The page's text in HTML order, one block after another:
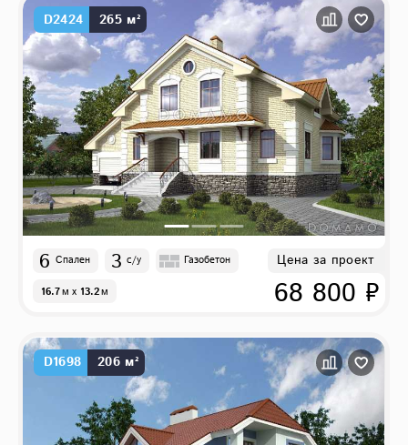
D2424 265 м²
6 Спален 3 с/у Газобетон
16.7м x 13.2м
Цена за проект
68 800 ₽
D1698 206 м²